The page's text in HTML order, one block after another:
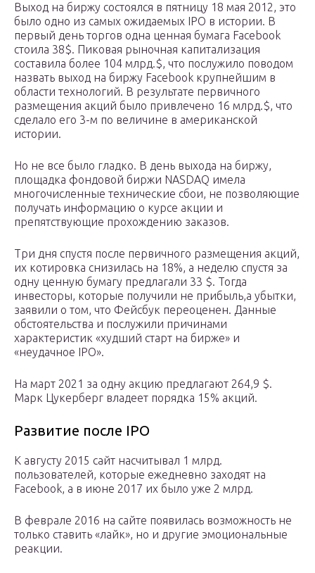
Выход на биржу состоялся в пятницу 18 мая 2012, это
было одно из самых ожидаемых IPO в истории. В
первый день торгов одна ценная бумага Facebook
стоила 38$. Пиковая рыночная капитализация
составила более 104 млрд.$, что послужило поводом
назвать выход на биржу Facebook крупнейшим в
области технологий. В результате первичного
размещения акций было привлечено 16 млрд.$, что
сделало его 3-м по величине в американской
истории.
Но не все было гладко. В день выхода на биржу,
площадка фондовой биржи NASDAQ имела
многочисленные технические сбои, не позволяющие
получать информацию о курсе акции и
препятствующие прохождению заказов.
Три дня спустя после первичного размещения акций,
их котировка снизилась на 18%, а неделю спустя за
одну ценную бумагу предлагали 33 $. Тогда
инвесторы, которые получили не прибыль,а убытки,
заявили о том, что Фейсбук переоценен. Данные
обстоятельства и послужили причинами
характеристик «худший старт на бирже» и
«неудачное IPO».
На март 2021 за одну акцию предлагают 264,9 $.
Марк Цукерберг владеет порядка 15% акций.
Развитие после IPO
К августу 2015 сайт насчитывал 1 млрд.
пользователей, которые ежедневно заходят на
Facebook, а в июне 2017 их было уже 2 млрд.
В феврале 2016 на сайте появилась возможность не
только ставить «лайк», но и другие эмоциональные
реакции.